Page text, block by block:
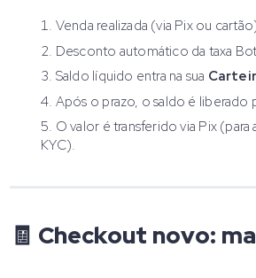
Venda realizada (via Pix ou
Desconto automático da taxa
Saldo líquido entra na sua
Após o prazo, o saldo é liberado
O valor é transferido via Pix (para
KYC).
🧾 Checkout novo: